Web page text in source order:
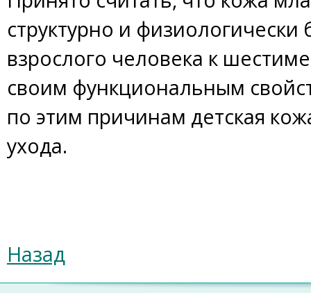
структурно и физиологически
взрослого человека к
своим функциональным
по этим причинам детская
ухода.
Назад